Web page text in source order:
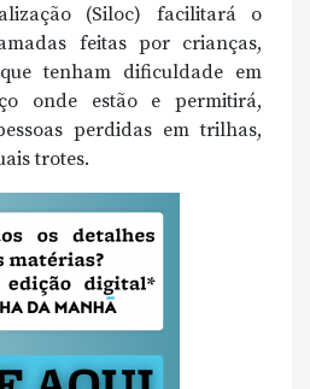
(Siloc) facilitará o
feitas por crianças,
tenham dificuldade em
onde estão e permitirá,
perdidas em trilhas,
trotes.